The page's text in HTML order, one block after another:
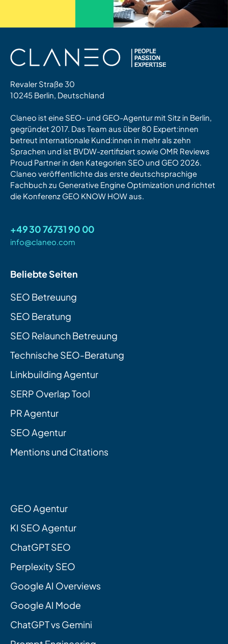
Revaler Straße 30
10245 Berlin, Deutschland
Claneo ist eine SEO- und GEO-Agentur mit Sitz in Berlin,
gegründet 2017. Das Team aus über 80 Expert:innen
betreut internationale Kund:innen in mehr als zehn
Sprachen und ist BVDW-zertifiziert sowie OMR Reviews
Proud Partner in den Kategorien SEO und GEO 2026.
Claneo veröffentlichte das erste deutschsprachige
Fachbuch zu Generative Engine Optimization und richtet
die Konferenz GEO KNOW HOW aus.
+49 30 76731 90 00
info@claneo.com
Beliebte Seiten
SEO Betreuung
SEO Beratung
SEO Relaunch Betreuung
Technische SEO-Beratung
Linkbuilding Agentur
SERP Overlap Tool
PR Agentur
SEO Agentur
Mentions und Citations
GEO Agentur
KI SEO Agentur
ChatGPT SEO
Perplexity SEO
Google AI Overviews
Google AI Mode
ChatGPT vs Gemini